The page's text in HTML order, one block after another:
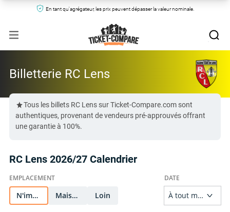
En tant qu'agrégateur, les prix peuvent dépasser la valeur nominale.
Billetterie RC Lens
Tous les billets RC Lens sur Ticket-Compare.com sont
authentiques, provenant de vendeurs pré-approuvés offrant
une garantie à 100%.
RC Lens 2026/27 Calendrier
N'importe quel Maison Loin